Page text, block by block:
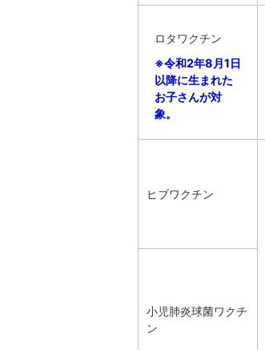
ロタワクチン
※令和2年8月1日
以降に生まれた
お子さんが対
象。
ヒブワクチン
小児肺炎球菌ワクチ
ン